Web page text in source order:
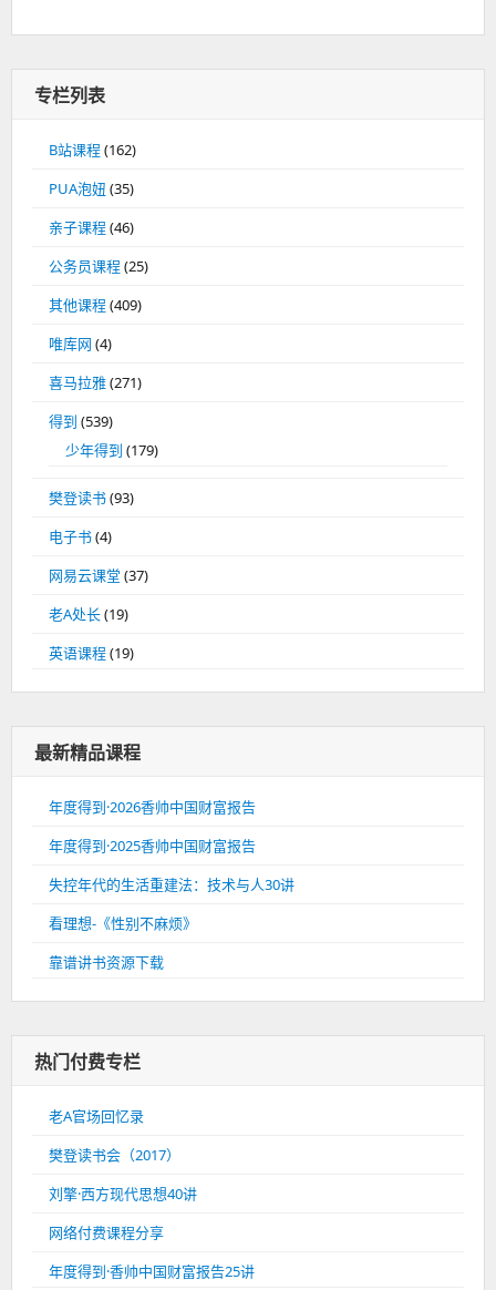
专栏列表
B站课程(162)
PUA泡妞 (35)
亲子课程(46)
公务员课程(25)
其他课程(409)
唯库网 (4)
喜马拉雅(271)
得到 (539)
少年得到 (179)
樊登读书(93)
电子书(4)
网易云课堂 (37)
老A处长(19)
英语课程(19)
最新精品课程
年度得到·2026香帅中国财富报告
年度得到·2025香帅中国财富报告
失控年代的生活重建法：技术与人30讲
看理想-《性别不麻烦》
靠谱讲书资源下载
热门付费专栏
老A官场回忆录
樊登读书会（2017）
刘擎·西方现代思想40讲
网络付费课程分享
年度得到·香帅中国财富报告25讲